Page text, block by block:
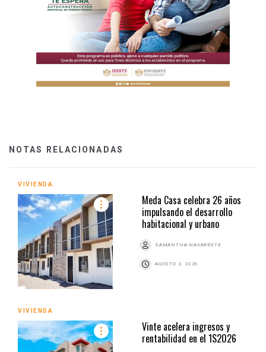
NOTAS RELACIONADAS
VIVIENDA
Meda Casa celebra 26 años
impulsando el desarrollo
habitacional y urbano
SAMANTHA NAVARRETE
AGOSTO 2, 2026
VIVIENDA
Vinte acelera ingresos y
rentabilidad en el 1S2026